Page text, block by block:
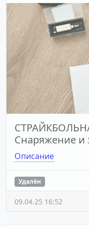
Снаряжение и
Описание
Удалён
09.04.25 16:52